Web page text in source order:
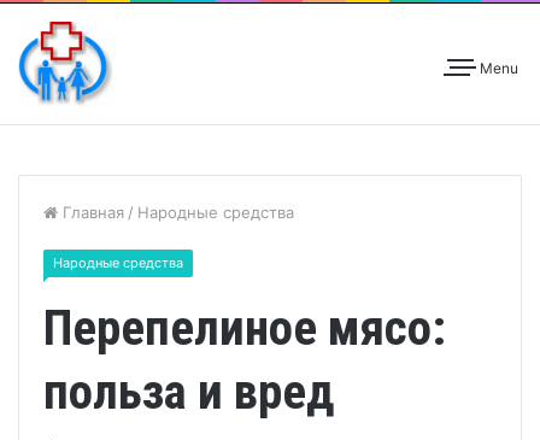
Menu
Главная / Народные средства
Народные средства
Перепелиное мясо:
польза и вред